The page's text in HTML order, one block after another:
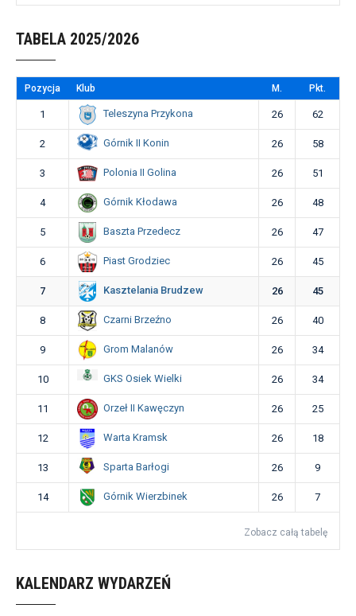
TABELA 2025/2026
Pozycja Klub M. Pkt.
1 Teleszyna Przykona 26 62
2 Górnik II Konin 26 58
3 Polonia II Golina 26 51
4 Górnik Kłodawa 26 48
5 Baszta Przedecz 26 47
6 Piast Grodziec 26 45
7 Kasztelania Brudzew 26 45
8 Czarni Brzeźno 26 40
9 Grom Malanów 26 34
10 GKS Osiek Wielki 26 34
11 Orzeł II Kawęczyn 26 25
12 Warta Kramsk 26 18
13 Sparta Barłogi 26 9
14 Górnik Wierzbinek 26 7
Zobacz całą tabelę
KALENDARZ WYDARZEŃ